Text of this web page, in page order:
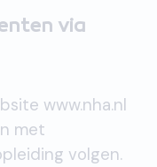
via
www.nha.nl
met
volgen.